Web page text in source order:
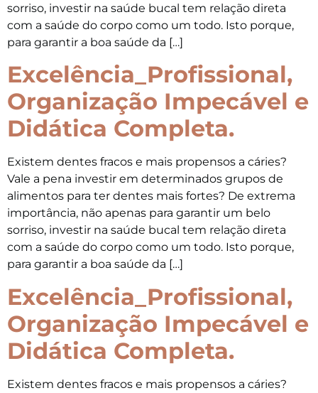
sorriso, investir na saúde bucal tem relação direta
com a saúde do corpo como um todo. Isto porque,
para garantir a boa saúde da […]
Excelência_Profissional,
Organização Impecável e
Didática Completa.
Existem dentes fracos e mais propensos a cáries?
Vale a pena investir em determinados grupos de
alimentos para ter dentes mais fortes? De extrema
importância, não apenas para garantir um belo
sorriso, investir na saúde bucal tem relação direta
com a saúde do corpo como um todo. Isto porque,
para garantir a boa saúde da […]
Excelência_Profissional,
Organização Impecável e
Didática Completa.
Existem dentes fracos e mais propensos a cáries?